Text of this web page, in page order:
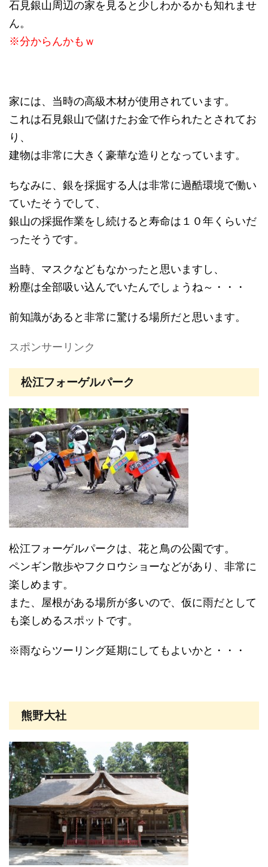
石見銀山周辺の家を見ると少しわかるかも知れませ
ん。
※分からんかもｗ
家には、当時の高級木材が使用されています。
これは石見銀山で儲けたお金で作られたとされてお
り、
建物は非常に大きく豪華な造りとなっています。
ちなみに、銀を採掘する人は非常に過酷環境で働い
ていたそうでして、
銀山の採掘作業をし続けると寿命は１０年くらいだ
ったそうです。
当時、マスクなどもなかったと思いますし、
粉塵は全部吸い込んでいたんでしょうね～・・・
前知識があると非常に驚ける場所だと思います。
スポンサーリンク
松江フォーゲルパーク
松江フォーゲルパークは、花と鳥の公園です。
ペンギン散歩やフクロウショーなどがあり、非常に
楽しめます。
また、屋根がある場所が多いので、仮に雨だとして
も楽しめるスポットです。
※雨ならツーリング延期にしてもよいかと・・・
熊野大社